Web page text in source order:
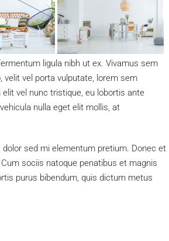
ligula nibh ut ex. Vivamus sem
vel porta vulputate, lorem sem
vel nunc tristique, eu lobortis ante
nulla eget elit mollis, at
sed mi elementum pretium. Donec et
sociis natoque penatibus et magnis
purus bibendum, quis dictum metus